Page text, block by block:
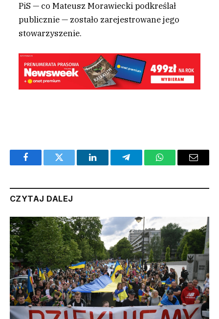
PiS — co Mateusz Morawiecki podkreślał
publicznie — zostało zarejestrowane jego
stowarzyszenie.
FacebookTwitter LinkedInTelegramWhatsAppEmail
CZYTAJ DALEJ